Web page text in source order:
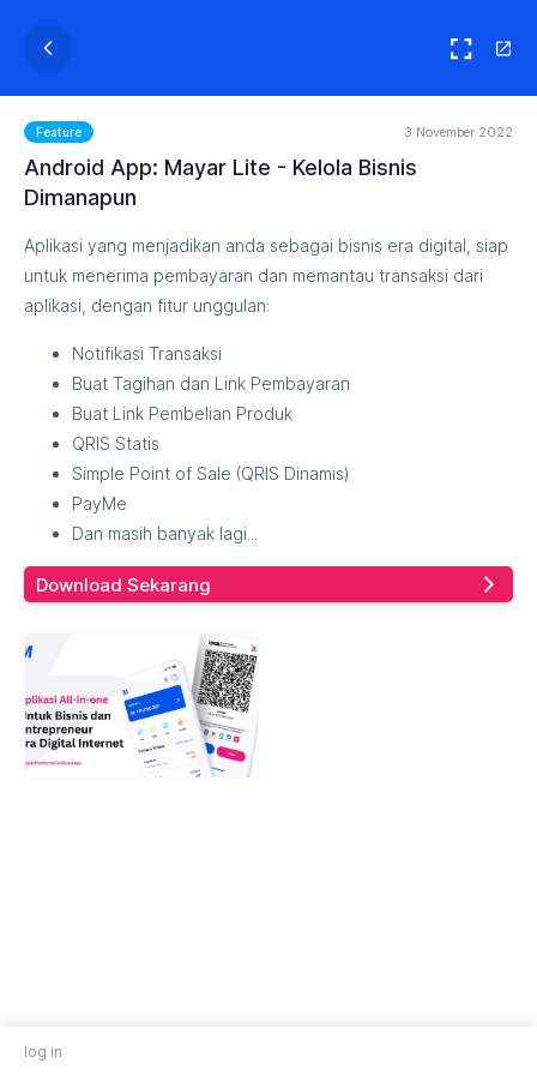
Feature 3 November 2022
Android App: Mayar Lite - Kelola Bisnis
Dimanapun
Aplikasi yang menjadikan anda sebagai bisnis era digital, siap
untuk menerima pembayaran dan memantau transaksi dari
aplikasi, dengan fitur unggulan:
Notifikasi Transaksi
Buat Tagihan dan Link Pembayaran
Buat Link Pembelian Produk
QRIS Statis
Simple Point of Sale (QRIS Dinamis)
PayMe
Dan masih banyak lagi...
Download Sekarang
log in